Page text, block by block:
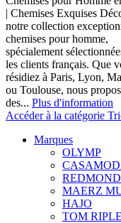
| Chemises Exquises
notre collection
chemises pour homme,
spécialement
les clients français. Que
résidiez à Paris, Lyon,
ou Toulouse, nous
des... Plus d'information
Accéder à la catégorie
Marques
OLYMP
REDMOND
MAERZ
HAJO
TOM